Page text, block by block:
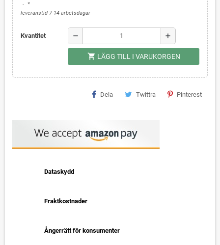
*
leveranstid 7-14 arbetsdagar
Kvantitet remove add
shopping_cart LÄGG TILL I VARUKORGEN
Dela Twittra Pinterest
Dataskydd
Fraktkostnader
Ångerrätt för konsumenter